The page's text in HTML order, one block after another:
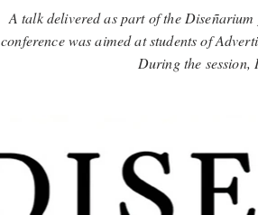
A talk delivered as part of the
conference was aimed at students of
During the session,